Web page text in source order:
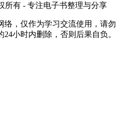
所有 - 专注电子书整理与分享
络，仅作为学习交流使用，请勿
小时内删除，否则后果自负。